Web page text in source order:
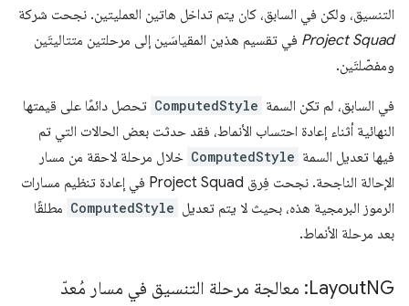
التنسيق، ولكن في السابق، كان يتم تداخل هاتين العمليتين. نجحت شركة
Project Squad في تقسيم هذين المقياسَين إلى مرحلتين متتاليتَين
ومفصّلتَين.
في السابق، لم تكن السمة ComputedStyle تحصل دائمًا على قيمتها
النهائية أثناء إعادة احتساب الأنماط، فقد حدثت بعض الحالات التي تم
فيها تعديل السمة ComputedStyle خلال مرحلة لاحقة من مسار
الإحالة الناجحة. نجحت فِرق Project Squad في إعادة تنظيم مسارات
الرموز البرمجية هذه، بحيث لا يتم تعديل ComputedStyle مطلقًا
بعد مرحلة الأنماط.
LayoutNG: معالجة مرحلة التنسيق في مسار مُعدّ